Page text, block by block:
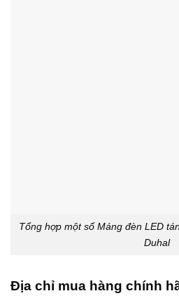
Tổng hợp một số Máng đèn LED
Duhal
Địa chỉ mua hàng chính